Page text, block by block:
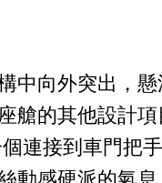
中向外突出，
艙的其他設計
連接到車門把